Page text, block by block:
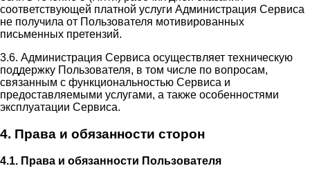
соответствующей платной услуги Администрация Сервиса
не получила от Пользователя мотивированных
письменных претензий.
3.6. Администрация Сервиса осуществляет техническую
поддержку Пользователя, в том числе по вопросам,
связанным с функциональностью Сервиса и
предоставляемыми услугами, а также особенностями
эксплуатации Сервиса.
4. Права и обязанности сторон
4.1. Права и обязанности Пользователя